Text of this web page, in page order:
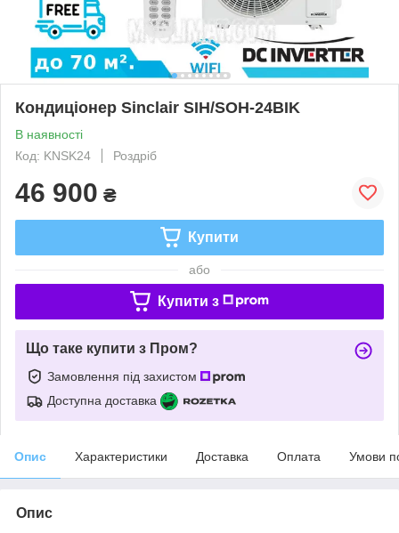
Кондиціонер Sinclair SIH/SOH-24BIK
В наявності
Код: KNSK24
Роздріб
46 900 ₴
Купити
або
Купити з
Що таке купити з Пром?
Замовлення під захистом
Доступна доставка
Опис Характеристики Доставка Оплата Умови
Опис